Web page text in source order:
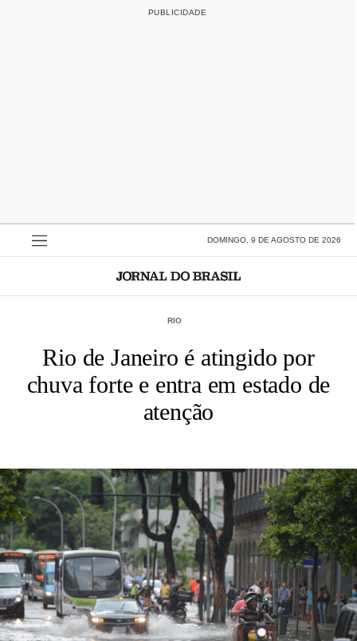
DOMINGO, 9 DE AGOSTO DE 2026
RIO
Rio de Janeiro é atingido por
chuva forte e entra em estado de
atenção